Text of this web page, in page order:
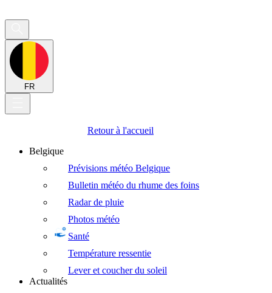
FR
Retour à l'accueil
Belgique
Prévisions météo Belgique
Bulletin météo du rhume des foins
Radar de pluie
Photos météo
Santé
Température ressentie
Lever et coucher du soleil
Actualités